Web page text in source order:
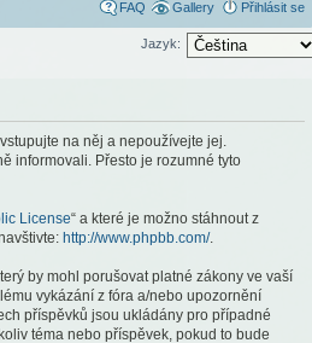
FAQ Gallery Přihlásit se
Jazyk:
na něj a nepoužívejte jej.
informovali. Přesto je rozumné tyto
License“ a které je možno stáhnout z
http://www.phpbb.com/.
by mohl porušovat platné zákony ve vaší
vykázání z fóra a/nebo upozornění
příspěvků jsou ukládány pro případné
téma nebo příspěvek, pokud to bude